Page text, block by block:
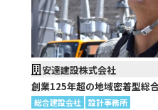
安達建設株式会社
創業125年超の地域密着型総
総合建設会社 設計事務所